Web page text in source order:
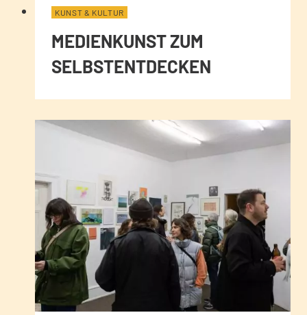
KUNST & KULTUR
MEDIENKUNST ZUM
SELBSTENTDECKEN